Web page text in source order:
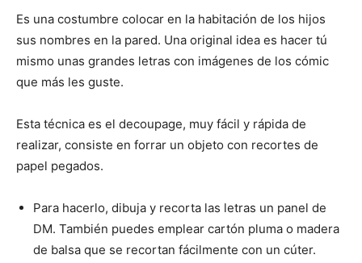
Es una costumbre colocar en la habitación de los hijos
sus nombres en la pared. Una original idea es hacer tú
mismo unas grandes letras con imágenes de los cómic
que más les guste.
Esta técnica es el decoupage, muy fácil y rápida de
realizar, consiste en forrar un objeto con recortes de
papel pegados.
Para hacerlo, dibuja y recorta las letras un panel de
DM. También puedes emplear cartón pluma o madera
de balsa que se recortan fácilmente con un cúter.